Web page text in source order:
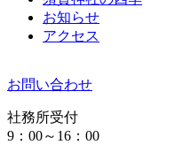
お知らせ
アクセス
お問い合わせ
社務所受付
9：00～16：00